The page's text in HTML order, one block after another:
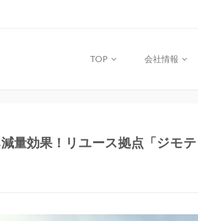
TOP 会社情報
量効果！リユース拠点「ジモ